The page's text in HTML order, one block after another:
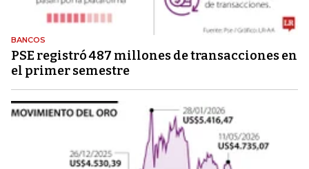
BANCOS
PSE registró 487 millones de transacciones en
el primer semestre